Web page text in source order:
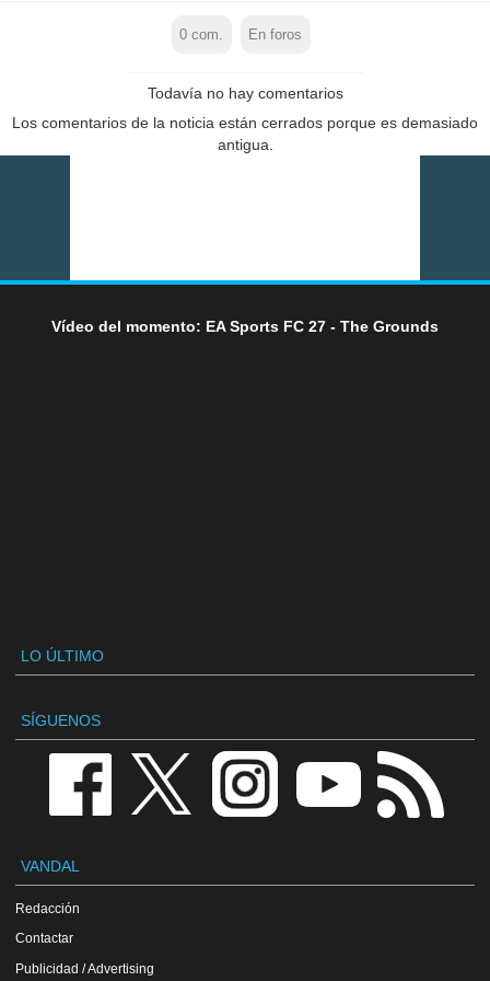
0 com. En foros
Todavía no hay comentarios
Los comentarios de la noticia están cerrados porque es demasiado
antigua.
Vídeo del momento: EA Sports FC 27 - The Grounds
LO ÚLTIMO
SÍGUENOS
VANDAL
Redacción
Contactar
Publicidad / Advertising